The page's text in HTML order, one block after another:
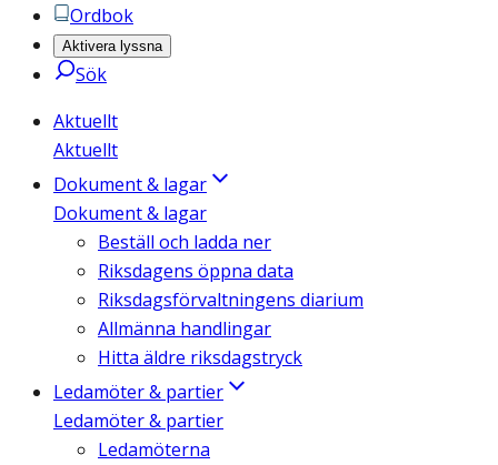
Ordbok
Aktivera lyssna
Sök
Aktuellt
Aktuellt
Dokument & lagar
Dokument & lagar
Beställ och ladda ner
Riksdagens öppna data
Riksdagsförvaltningens diarium
Allmänna handlingar
Hitta äldre riksdagstryck
Ledamöter & partier
Ledamöter & partier
Ledamöterna